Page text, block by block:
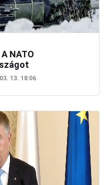
NATO
13. 18:06